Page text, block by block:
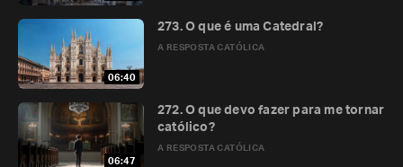
06:40
A RESPOSTA CATÓLICA
273. O que é uma Catedral?
06:47
A RESPOSTA CATÓLICA
272. O que devo fazer para me tornar
católico?